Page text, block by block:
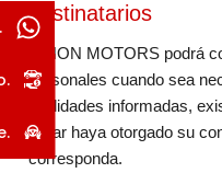
destinatarios
NIHON MOTORS podrá
personales cuando sea
finalidades informadas,
titular haya otorgado su
corresponda.